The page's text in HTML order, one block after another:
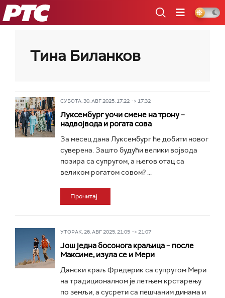
РТС
Тина Биланков
СУБОТА, 30. АВГ 2025, 17:22 -> 17:32
Луксембург уочи смене на трону –
надвојвода и рогата сова
За месец дана Луксембург ће добити новог
суверена. Зашто будући велики војвода
позира са супругом, а његов отац са
великом рогатом совом? ...
Прочитај
УТОРАК, 26. АВГ 2025, 21:05 -> 21:07
Још једна босонога краљица – после
Максиме, изула се и Мери
Дански краљ Фредерик са супругом Мери
на традиционалном је летњем крстарењу
по земљи, а сусрети са пешчаним динама и